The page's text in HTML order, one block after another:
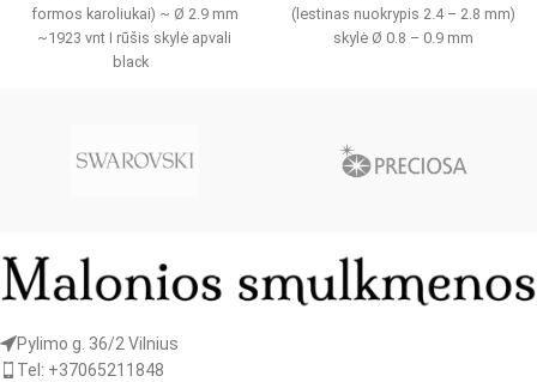
formos karoliukai) ~ Ø 2.9 mm
~1923 vnt I rūšis skylė apvali
black
(lestinas nuokrypis 2.4 – 2.8 mm)
skylė Ø 0.8 – 0.9 mm
Pylimo g. 36/2 Vilnius
Tel: +37065211848